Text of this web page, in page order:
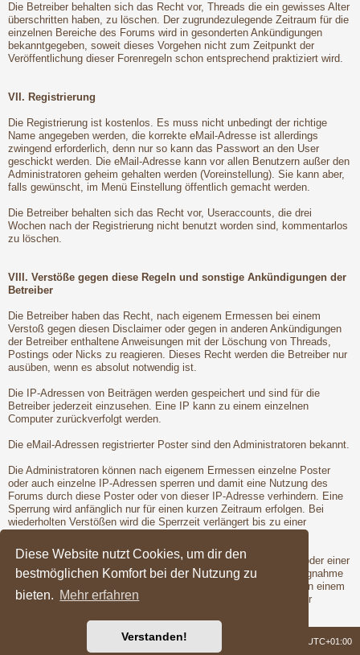
Diese Website nutzt Cookies, um dir den
bestmöglichen Komfort bei der Nutzung zu
bieten. Mehr erfahren
Verstanden!
Die Betreiber behalten sich das Recht vor, Threads die ein gewisses Alter
überschritten haben, zu löschen. Der zugrundezulegende Zeitraum für die
einzelnen Bereiche des Forums wird in gesonderten Ankündigungen
bekanntgegeben, soweit dieses Vorgehen nicht zum Zeitpunkt der
Veröffentlichung dieser Forenregeln schon entsprechend praktiziert wird.
VII. Registrierung
Die Registrierung ist kostenlos. Es muss nicht unbedingt der richtige
Name angegeben werden, die korrekte eMail-Adresse ist allerdings
zwingend erforderlich, denn nur so kann das Passwort an den User
geschickt werden. Die eMail-Adresse kann vor allen Benutzern außer den
Administratoren geheim gehalten werden (Voreinstellung). Sie kann aber,
falls gewünscht, im Menü Einstellung öffentlich gemacht werden.
Die Betreiber behalten sich das Recht vor, Useraccounts, die drei
Wochen nach der Registrierung nicht benutzt worden sind, kommentarlos
zu löschen.
VIII. Verstöße gegen diese Regeln und sonstige Ankündigungen der
Betreiber
Die Betreiber haben das Recht, nach eigenem Ermessen bei einem
Verstoß gegen diesen Disclaimer oder gegen in anderen Ankündigungen
der Betreiber enthaltene Anweisungen mit der Löschung von Threads,
Postings oder Nicks zu reagieren. Dieses Recht werden die Betreiber nur
ausüben, wenn es absolut notwendig ist.
Die IP-Adressen von Beiträgen werden gespeichert und sind für die
Betreiber jederzeit einzusehen. Eine IP kann zu einem einzelnen
Computer zurückverfolgt werden.
Die eMail-Adressen registrierter Poster sind den Administratoren bekannt.
Die Administratoren können nach eigenem Ermessen einzelne Poster
oder auch einzelne IP-Adressen sperren und damit eine Nutzung des
Forums durch diese Poster oder von dieser IP-Adresse verhindern. Eine
Sperrung wird anfänglich nur für einen kurzen Zeitraum erfolgen. Bei
wiederholten Verstößen wird die Sperrzeit verlängert bis zu einer
Vor der Löschung eines Nicks oder der Sperrung eines Posters oder einer
IP-Adresse wird dem betroffenen Poster Gelegenheit zur Stellungnahme
gegeben. Dies ist jedoch nur dann möglich, wenn der Verstoß von einem
registrierten Poster begangen wird. Erst nach der Gelegenheit zur
UTC+01:00